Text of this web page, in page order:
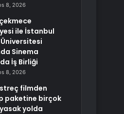
8, 2026
ile İstanbul
Sinema
İş Birliği
8, 2026
streç filmden
paketine birçok
yolda